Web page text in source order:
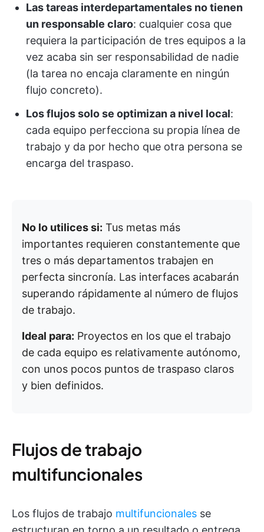
Las tareas interdepartamentales no tienen
un responsable claro: cualquier cosa que
requiera la participación de tres equipos a la
vez acaba sin ser responsabilidad de nadie
(la tarea no encaja claramente en ningún
flujo concreto).
Los flujos solo se optimizan a nivel local:
cada equipo perfecciona su propia línea de
trabajo y da por hecho que otra persona se
encarga del traspaso.
No lo utilices si: Tus metas más
importantes requieren constantemente que
tres o más departamentos trabajen en
perfecta sincronía. Las interfaces acabarán
superando rápidamente al número de flujos
de trabajo.
Ideal para: Proyectos en los que el trabajo
de cada equipo es relativamente autónomo,
con unos pocos puntos de traspaso claros
y bien definidos.
Flujos de trabajo
multifuncionales
Los flujos de trabajo multifuncionales se